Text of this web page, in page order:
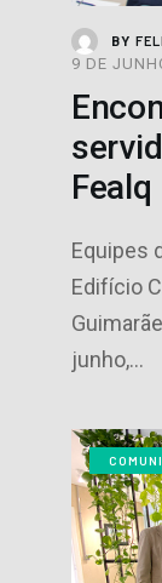
BY
9 DE
Fealq
Equipes
Edifício
junho,…